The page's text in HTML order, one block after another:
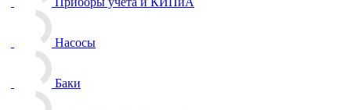
Насосы
Баки